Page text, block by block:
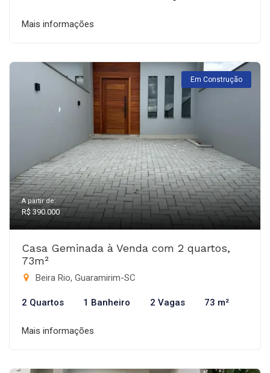
Mais informações
Em Construção
A partir de:
R$ 390.000
Casa Geminada à Venda com 2 quartos,
73m²
Beira Rio, Guaramirim-SC
2 Quartos 1 Banheiro 2 Vagas 73 m²
Mais informações